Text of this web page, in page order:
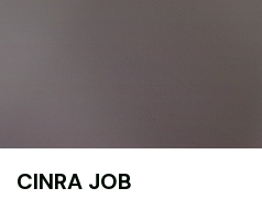
CINRA JOB